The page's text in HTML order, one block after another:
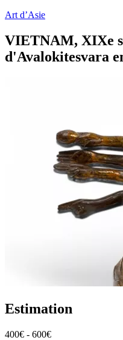
Art d’Asie
VIETNAM, XIXe
d'Avalokitesvara
Estimation
400€ - 600€